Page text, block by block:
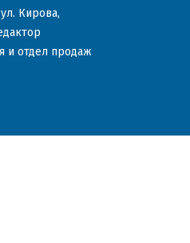
Кирова,
и отдел продаж